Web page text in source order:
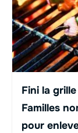
Fini la
Familles
pour